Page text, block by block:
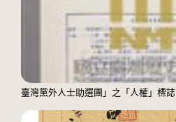
臺灣黨外人士助選團」之「人權」標誌